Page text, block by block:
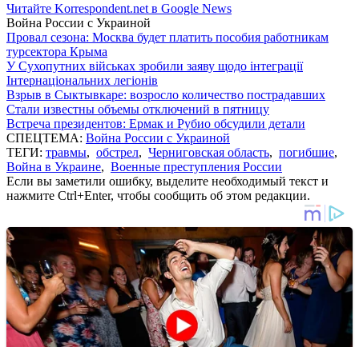
Читайте Korrespondent.net в Google News
Война России с Украиной
Провал сезона: Москва будет платить пособия работникам
турсектора Крыма
У Сухопутних військах зробили заяву щодо інтеграції
Інтернаціональних легіонів
Взрыв в Сыктывкаре: возросло количество пострадавших
Стали известны объемы отключений в пятницу
Встреча президентов: Ермак и Рубио обсудили детали
СПЕЦТЕМА: Война России с Украиной
ТЕГИ: травмы, обстрел, Черниговская область, погибшие,
Война в Украине, Военные преступления России
Если вы заметили ошибку, выделите необходимый текст и
нажмите Ctrl+Enter, чтобы сообщить об этом редакции.